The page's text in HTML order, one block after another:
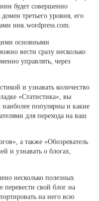
будет совершенно
третьего уровня, его
ник.wordpress.com.
основными
вести сразу несколько
управлять, через
и узнавать количество
«Статистика», вы
популярны и какие
для перехода на ваш
а также «Обозреватель
и узнавать о блогах,
несколько полезных
перевести свой блог на
на него всю